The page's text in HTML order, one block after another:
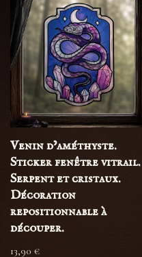
Venin d’améthyste.
Sticker fenêtre vitrail.
Serpent et cristaux.
Décoration
repositionnable à
découper.
13,90 €